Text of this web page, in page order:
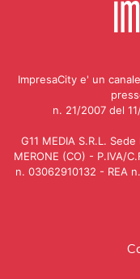
ImpresaCity e' un
n. 21/2007 del
G11 MEDIA S.R.L.
MERONE (CO) - P.IVA/
n. 03062910132 - REA